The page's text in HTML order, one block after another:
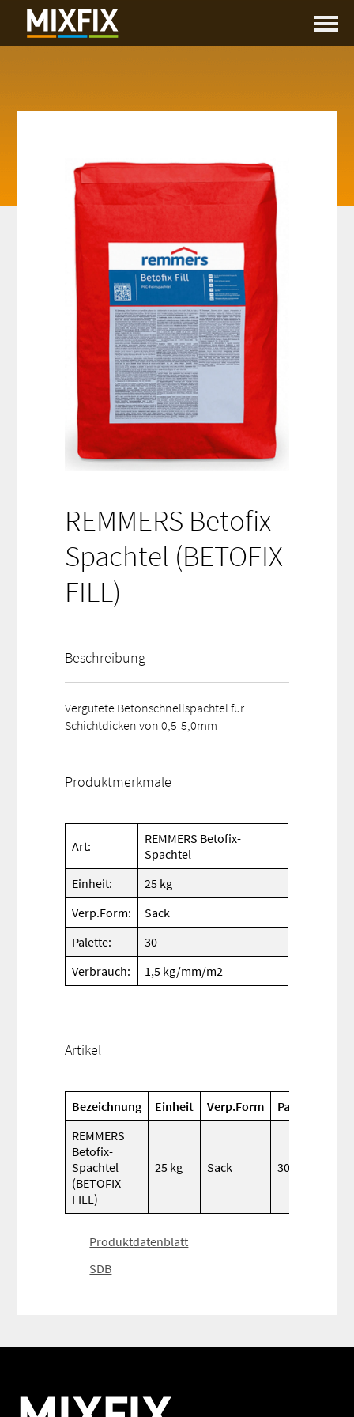
REMMERS Betofix-
Spachtel (BETOFIX
FILL)
Beschreibung
Vergütete Betonschnellspachtel für
Schichtdicken von 0,5-5,0mm
Produktmerkmale
Art:
REMMERS Betofix-
Spachtel
Einheit:
25 kg
Verp.Form:
Sack
Palette:
30
Verbrauch:
1,5 kg/mm/m2
Artikel
Bezeichnung Einheit Verp.Form Palette
REMMERS
Betofix-
Spachtel
(BETOFIX
FILL)
25 kg Sack 30
Produktdatenblatt
SDB